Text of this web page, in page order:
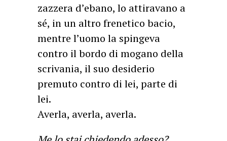
zazzera d’ebano, lo attiravano a
sé, in un altro frenetico bacio,
mentre l’uomo la spingeva
contro il bordo di mogano della
scrivania, il suo desiderio
premuto contro di lei, parte di
lei.
Averla, averla, averla.